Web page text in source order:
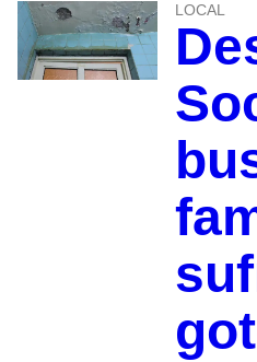
LOCAL